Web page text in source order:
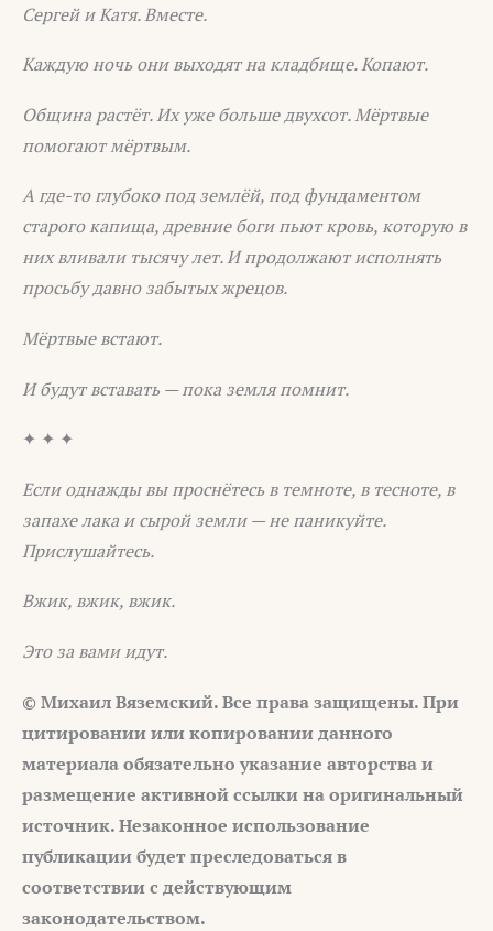
Сергей и Катя. Вместе.
Каждую ночь они выходят на кладбище. Копают.
Община растёт. Их уже больше двухсот. Мёртвые
помогают мёртвым.
А где-то глубоко под землёй, под фундаментом
старого капища, древние боги пьют кровь, которую в
них вливали тысячу лет. И продолжают исполнять
просьбу давно забытых жрецов.
Мёртвые встают.
И будут вставать — пока земля помнит.
✦ ✦ ✦
Если однажды вы проснётесь в темноте, в тесноте, в
запахе лака и сырой земли — не паникуйте.
Прислушайтесь.
Вжик, вжик, вжик.
Это за вами идут.
© Михаил Вяземский. Все права защищены. При
цитировании иликопировании данного
материала обязательно указание авторства и
размещение активной ссылки на оригинальный
источник. Незаконное использование
публикации будет преследоваться в
соответствии с действующим
законодательством.